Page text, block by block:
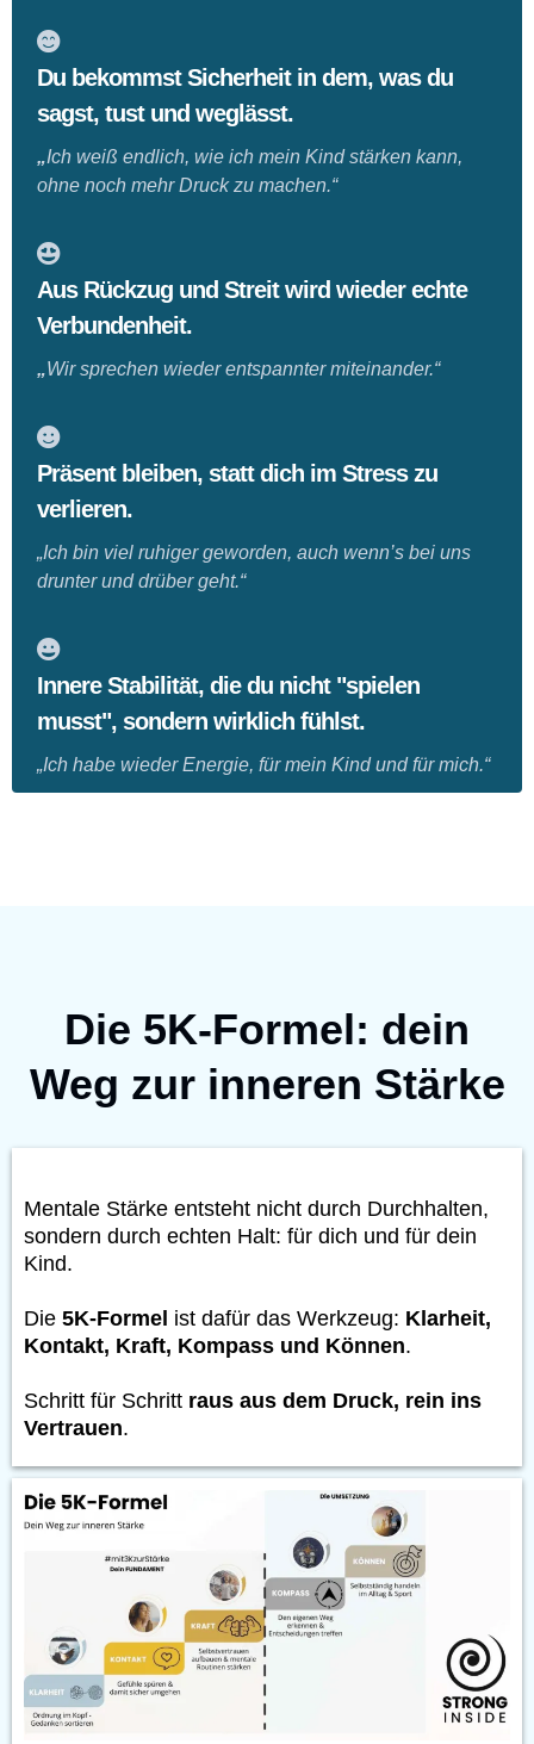
Du bekommst Sicherheit in dem, was du
sagst, tust und weglässt.
„Ich weiß endlich, wie ich mein Kind stärken kann,
ohne noch mehr Druck zu machen.“
Aus Rückzug und Streit wird wieder echte
Verbundenheit.
„Wir sprechen wieder entspannter miteinander.“
Präsent bleiben, statt dich im Stress zu
verlieren.
„Ich bin viel ruhiger geworden, auch wenn’s bei uns
drunter und drüber geht.“
Innere Stabilität, die du nicht "spielen
musst", sondern wirklich fühlst.
„Ich habe wieder Energie, für mein Kind und für mich.“
Die 5K-Formel: dein
Weg zur inneren Stärke
Mentale Stärke entsteht nicht durch Durchhalten,
sondern durch echten Halt: für dich und für dein
Kind.
Die 5K-Formel ist dafür das Werkzeug: Klarheit,
Kontakt, Kraft, Kompass und Können.
Schritt für Schritt raus aus dem Druck, rein ins
Vertrauen.